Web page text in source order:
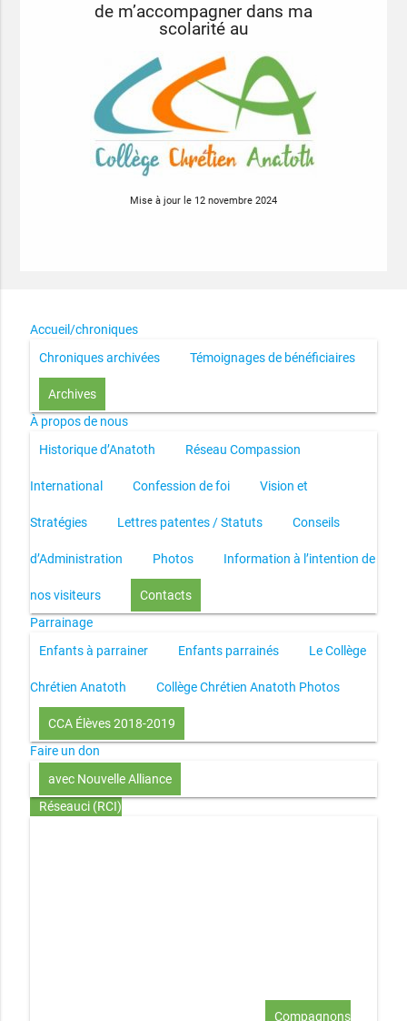
de m’accompagner dans ma
scolarité au
Mise à jour le 12 novembre 2024
Accueil/chroniques
Chroniques archivées
Témoignages de bénéficiaires
Archives
À propos de nous
Historique d’Anatoth
Réseau Compassion
International Confession de foi Vision et
Stratégies Lettres patentes / Statuts Conseils
d’Administration Photos Information à l’intention de
nos visiteurs
Contacts
Parrainage
Enfants à parrainer
Enfants parrainés Le Collège
Chrétien Anatoth Collège Chrétien Anatoth Photos
CCA Élèves 2018-2019
Faire un don
avec Nouvelle Alliance
Réseauci (RCI)
Compagnons